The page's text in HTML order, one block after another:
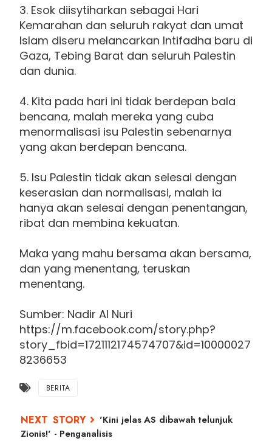
3. Esok diisytiharkan sebagai Hari
Kemarahan dan seluruh rakyat dan umat
Islam diseru melancarkan Intifadha baru di
Gaza, Tebing Barat dan seluruh Palestin
dan dunia.
4. Kita pada hari ini tidak berdepan bala
bencana, malah mereka yang cuba
menormalisasi isu Palestin sebenarnya
yang akan berdepan bencana.
5. Isu Palestin tidak akan selesai dengan
keserasian dan normalisasi, malah ia
hanya akan selesai dengan penentangan,
ribat dan membina kekuatan.
Maka yang mahu bersama akan bersama,
dan yang menentang, teruskan
menentang.
Sumber: Nadir Al Nuri
https://m.facebook.com/story.php?
story_fbid=1721112174574707&id=10000027
8236653
BERITA
'Kini jelas AS dibawah telunjuk
Zionis!' - Penganalisis